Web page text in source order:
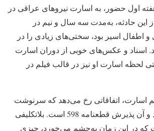
اول حضور، به اسارت نیروهای عراقی در
این حادثه، به‌مدت سه سال و نیم در
و اطفال اسیر بود، سختی‌های زیادی را در
اسناد و عکس‌های خوبی از دوران اسارت
لحظه اسارت او نیز در قالب فیلم در
اسارت، اتفاقاتی رخ می‌دهد که سرنوشت
جنگ را تغییر می‌دهد و آن پذیرش قطعنامه 598 است. بلاتکلیفی
در این زمان به‌چشم می‌خورد، چیزی